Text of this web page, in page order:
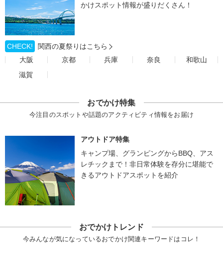
かけスポット情報が盛りだくさん！
CHECK!
関西の夏祭りはこちら
大阪
京都 兵庫 奈良
和歌山
滋賀
おでかけ特集
今注目のスポットや話題のアクティビティ情報をお届け
アウトドア特集
キャンプ場、グランピングからBBQ、アス
レチックまで！非日常体験を存分に堪能で
きるアウトドアスポットを紹介
おでかけトレンド
今みんなが気になっているおでかけ関連キーワードはコレ！